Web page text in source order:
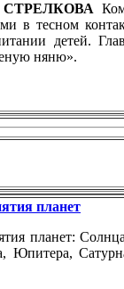
СТРЕЛКОВА
в тесном
детей.
няню».
планет
планет:
Юпитера,